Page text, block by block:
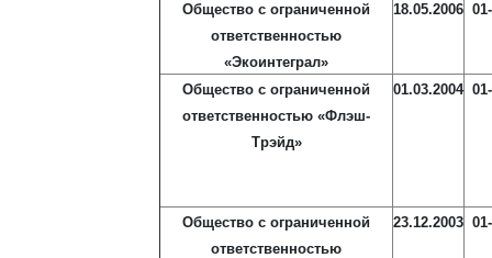
Общество с ограниченной
ответственностью
«Экоинтеграл»
18.05.2006
Общество с ограниченной
ответственностью «Флэш-
Трэйд»
01.03.2004
Общество с ограниченной
ответственностью
23.12.2003